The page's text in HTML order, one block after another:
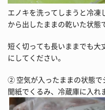
エノキを洗ってしまうと冷
から出したままの乾いた状態
短く切っても長いままでも大
にしてください。
② 空気が入ったままの状態で
聞紙でくるみ、冷蔵庫に入れ